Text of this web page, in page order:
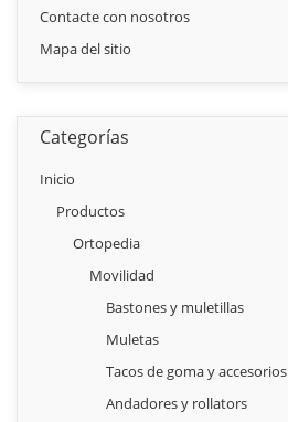
Contacte con nosotros
Mapa del sitio
Categorías
Inicio
Productos
Ortopedia
Movilidad
Bastones y muletillas
Muletas
Tacos de goma y accesorios
Andadores y rollators